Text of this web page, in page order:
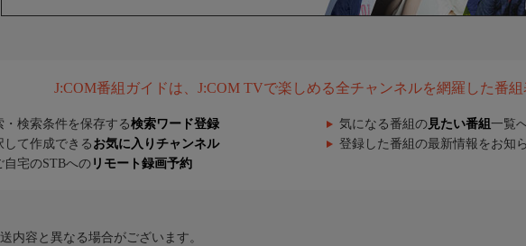
J:COM番組ガイドは、J:COM TVで楽しめる全チャンネルを網羅した番組
・検索条件を保存する検索ワード登録 気になる番組の 見たい番組 一覧
て作成できる お気に入りチャンネル 登録した番組の最新情報をお知
宅のSTBへのリモート録画予約
内容と異なる場合がございます。